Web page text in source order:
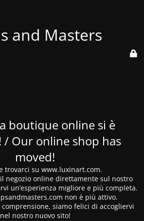
and Masters
boutique online si è
Our online shop has
moved!
trovarci su www.luxinart.com.
negozio online direttamente sul nostro
un’esperienza migliore e più completa.
non è più attivo.
siamo felici di accogliervi
nel nostro nuovo sito!